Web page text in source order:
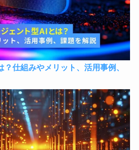
仕組みやメリット、活用事例、